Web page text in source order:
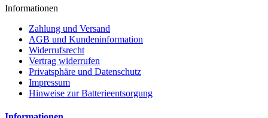
Informationen
Zahlung und Versand
AGB und Kundeninformation
Widerrufsrecht
Vertrag widerrufen
Privatsphäre und Datenschutz
Impressum
Hinweise zur Batterieentsorgung